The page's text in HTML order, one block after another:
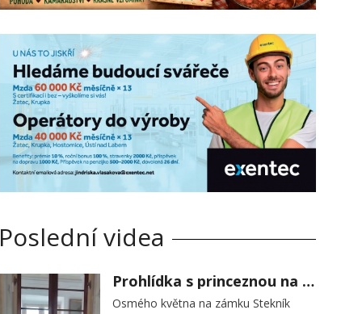
Poslední videa
Prohlídka s princeznou na zámku Stekník
Osmého května na zámku Stekník